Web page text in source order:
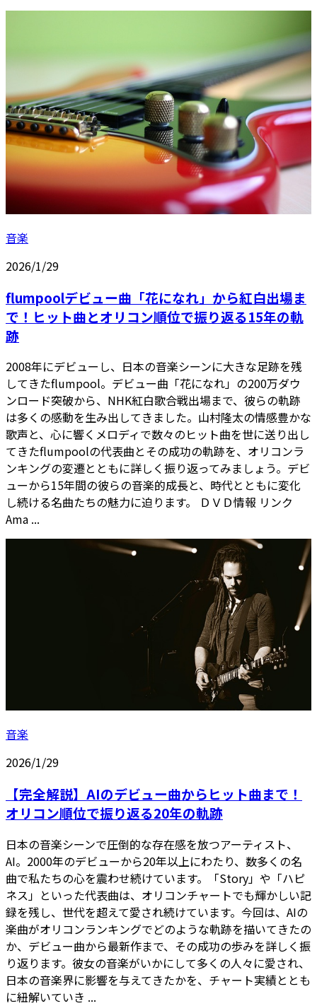
音楽
2026/1/29
flumpoolデビュー曲「花になれ」から紅白出場ま
で！ヒット曲とオリコン順位で振り返る15年の軌
跡
2008年にデビューし、日本の音楽シーンに大きな足跡を残
してきたflumpool。デビュー曲「花になれ」の200万ダウ
ンロード突破から、NHK紅白歌合戦出場まで、彼らの軌跡
は多くの感動を生み出してきました。山村隆太の情感豊かな
歌声と、心に響くメロディで数々のヒット曲を世に送り出し
てきたflumpoolの代表曲とその成功の軌跡を、オリコンラ
ンキングの変遷とともに詳しく振り返ってみましょう。デビ
ューから15年間の彼らの音楽的成長と、時代とともに変化
し続ける名曲たちの魅力に迫ります。 ＤＶＤ情報 リンク
Ama ...
音楽
2026/1/29
【完全解説】AIのデビュー曲からヒット曲まで！
オリコン順位で振り返る20年の軌跡
日本の音楽シーンで圧倒的な存在感を放つアーティスト、
AI。2000年のデビューから20年以上にわたり、数多くの名
曲で私たちの心を震わせ続けています。「Story」や「ハピ
ネス」といった代表曲は、オリコンチャートでも輝かしい記
録を残し、世代を超えて愛され続けています。今回は、AIの
楽曲がオリコンランキングでどのような軌跡を描いてきたの
か、デビュー曲から最新作まで、その成功の歩みを詳しく振
り返ります。彼女の音楽がいかにして多くの人々に愛され、
日本の音楽界に影響を与えてきたかを、チャート実績ととも
に紐解いていき ...